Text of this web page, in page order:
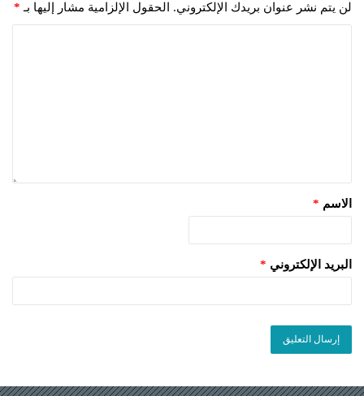
لن يتم نشر عنوان بريدك الإلكتروني. الحقول الإلزامية مشار إليها بـ *
الاسم *
البريد الإلكتروني *